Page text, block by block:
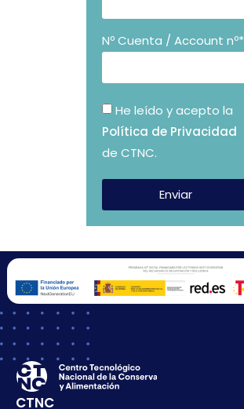
Nº Cuenta / Account nº*
He leído y acepto la
Política de Privacidad
de CTNC.
Enviar
CTNC